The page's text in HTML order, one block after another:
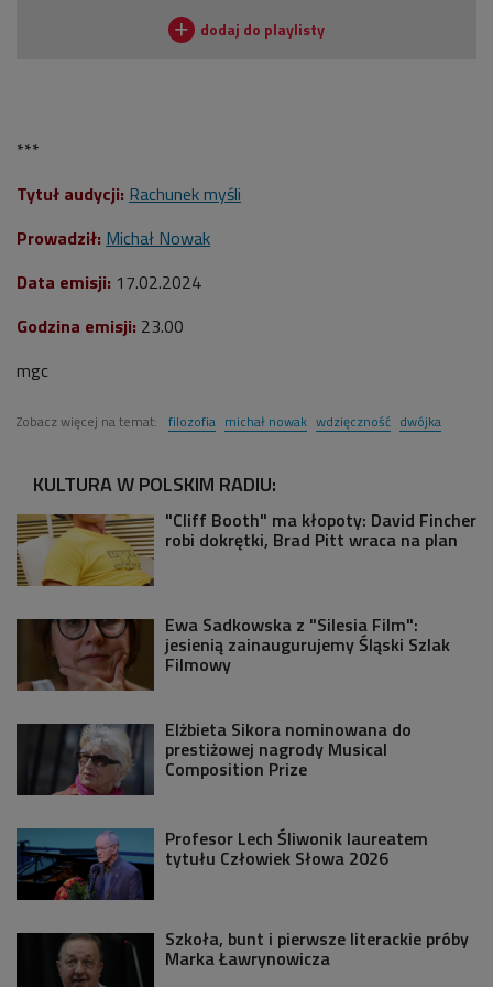
***
Tytuł audycji: Rachunek myśli
Prowadził: Michał Nowak
Data emisji: 17.02.2024
Godzina emisji: 23.00
mgc
Zobacz więcej na temat: filozofia michał nowak wdzięczność dwójka
KULTURA W POLSKIM RADIU:
"Cliff Booth" ma kłopoty: David Fincher
robi dokrętki, Brad Pitt wraca na plan
Ewa Sadkowska z "Silesia Film":
jesienią zainaugurujemy Śląski Szlak
Filmowy
Elżbieta Sikora nominowana do
prestiżowej nagrody Musical
Composition Prize
Profesor Lech Śliwonik laureatem
tytułu Człowiek Słowa 2026
Szkoła, bunt i pierwsze literackie próby
Marka Ławrynowicza